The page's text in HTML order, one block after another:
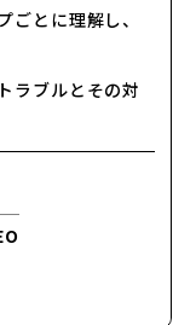
ごとに理解し、
ラブルとその対